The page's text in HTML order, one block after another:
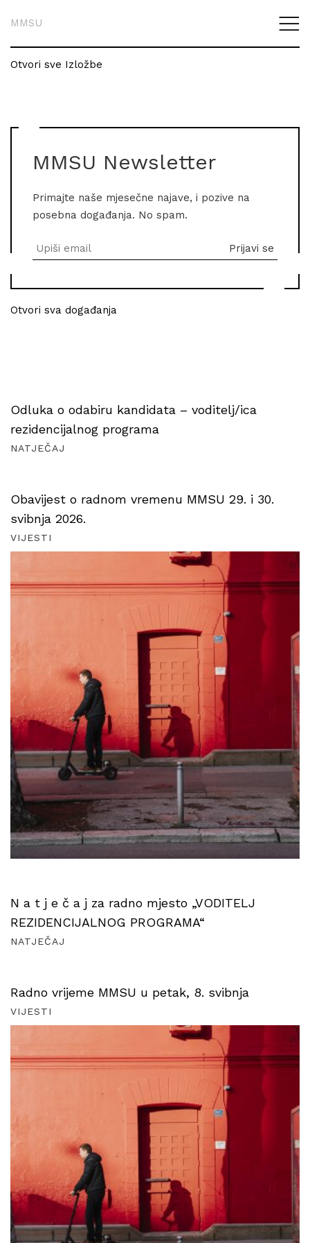
MMSU
Otvori sve Izložbe
MMSU Newsletter
Primajte naše mjesečne najave, i pozive na
posebna događanja. No spam.
Otvori sva događanja
Odluka o odabiru kandidata – voditelj/ica
rezidencijalnog programa
NATJEČAJ
Obavijest o radnom vremenu MMSU 29. i 30.
svibnja 2026.
VIJESTI
N a t j e č a j za radno mjesto „VODITELJ
REZIDENCIJALNOG PROGRAMA“
NATJEČAJ
Radno vrijeme MMSU u petak, 8. svibnja
VIJESTI